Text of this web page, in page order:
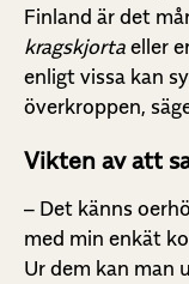
Finland är det
kragskjorta eller
enligt vissa kan
överkroppen,
Vikten av att
– Det känns
med min enkät
Ur dem kan man